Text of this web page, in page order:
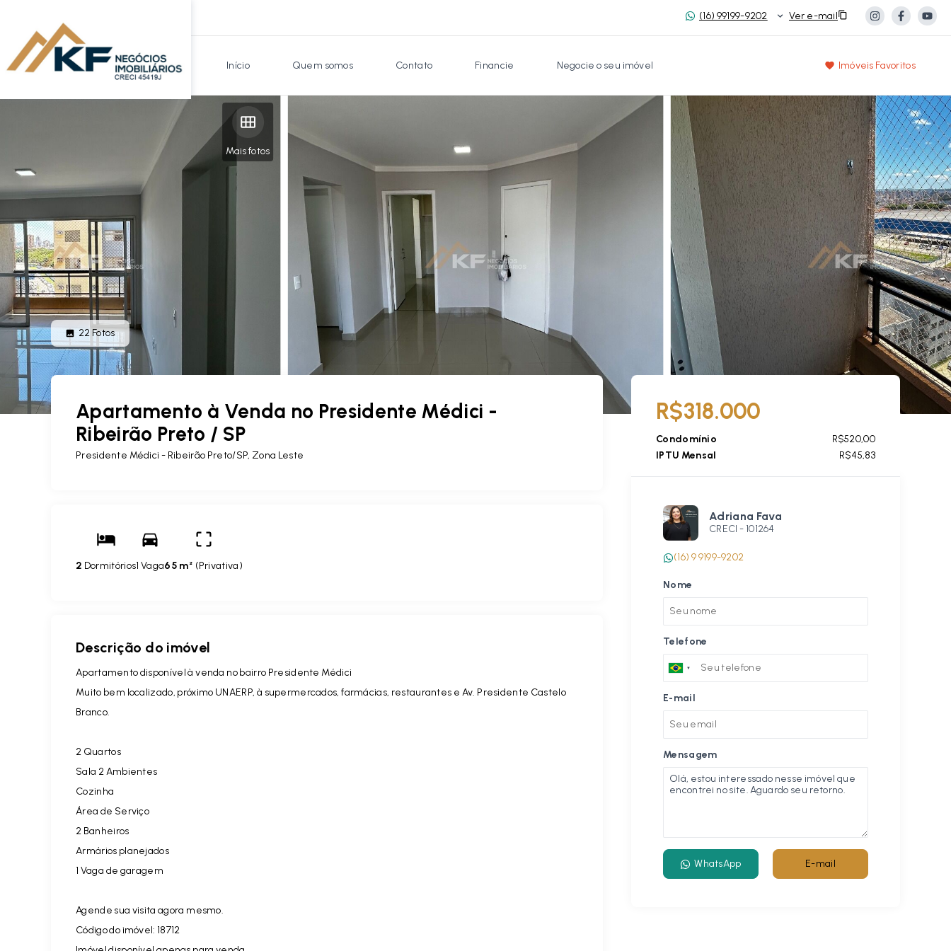
(16) 99199-9202 Ver e-mail
Início Quem somos Contato Financie Negocie o seu imóvel Imóveis Favoritos
Mais fotos
22 Fotos
Apartamento à Venda no Presidente Médici -
Ribeirão Preto / SP
Presidente Médici - Ribeirão Preto/SP, Zona Leste
2 Dormitórios1 Vaga65 m² (Privativa)
Descrição do imóvel
Apartamento disponível à venda no bairro Presidente Médici
Muito bem localizado, próximo UNAERP, à supermercados, farmácias, restaurantes e Av. Presidente Castelo
Branco.
2 Quartos
Sala 2 Ambientes
Cozinha
Área de Serviço
2 Banheiros
Armários planejados
1 Vaga de garagem
Agende sua visita agora mesmo.
Código do imóvel: 18712
R$318.000
Condomínio
R$520,00
IPTU Mensal
R$45,83
Adriana Fava
CRECI - 101264
(16) 9 9199-9202
Nome
Telefone
E-mail
Mensagem
WhatsApp E-mail